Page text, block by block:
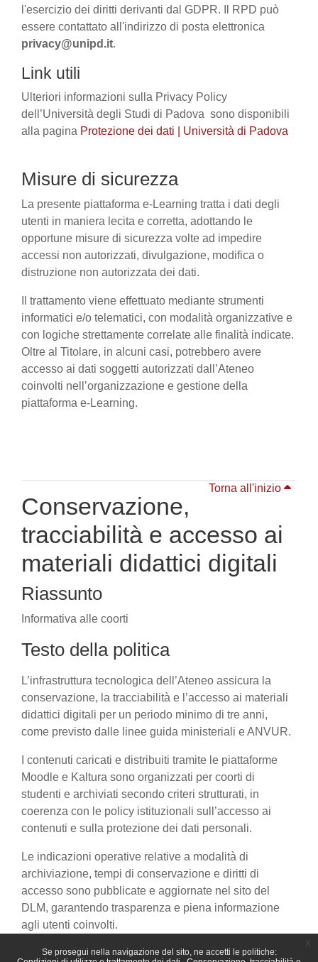
Se prosegui nella navigazione del sito, ne accetti le politiche:
l'esercizio dei diritti derivanti dal GDPR. Il RPD può
essere contattato all'indirizzo di posta elettronica
privacy@unipd.it.
Link utili
Ulteriori informazioni sulla Privacy Policy
dell’Università degli Studi di Padova sono disponibili
alla pagina Protezione dei dati | Università di Padova
Misure di sicurezza
La presente piattaforma e-Learning tratta i dati degli
utenti in maniera lecita e corretta, adottando le
opportune misure di sicurezza volte ad impedire
accessi non autorizzati, divulgazione, modifica o
distruzione non autorizzata dei dati.
Il trattamento viene effettuato mediante strumenti
informatici e/o telematici, con modalità organizzative e
con logiche strettamente correlate alle finalità indicate.
Oltre al Titolare, in alcuni casi, potrebbero avere
accesso ai dati soggetti autorizzati dall’Ateneo
coinvolti nell’organizzazione e gestione della
piattaforma e-Learning.
Torna all'inizio
Conservazione,
tracciabilità e accesso ai
materiali didattici digitali
Riassunto
Informativa alle coorti
Testo della politica
L’infrastruttura tecnologica dell’Ateneo assicura la
conservazione, la tracciabilità e l’accesso ai materiali
didattici digitali per un periodo minimo di tre anni,
come previsto dalle linee guida ministeriali e ANVUR.
I contenuti caricati e distribuiti tramite le piattaforme
Moodle e Kaltura sono organizzati per coorti di
studenti e archiviati secondo criteri strutturati, in
coerenza con le policy istituzionali sull’accesso ai
contenuti e sulla protezione dei dati personali.
Le indicazioni operative relative a modalità di
archiviazione, tempi di conservazione e diritti di
accesso sono pubblicate e aggiornate nel sito del
DLM, garantendo trasparenza e piena informazione
agli utenti coinvolti.